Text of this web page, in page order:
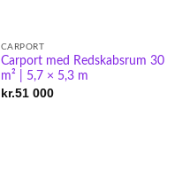
CARPORT
Carport med Redskabsrum 30
m² | 5,7 × 5,3 m
kr.51 000